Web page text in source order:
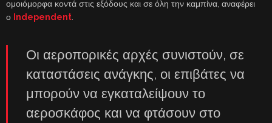
ομοιόμορφα κοντά στις εξόδους και σε όλη την καμπίνα, αναφέρει
ο Independent
Οι αεροπορικές αρχές συνιστούν, σε
καταστάσεις ανάγκης, οι επιβάτες να
μπορούν να εγκαταλείψουν το
αεροσκάφος και να φτάσουν στο